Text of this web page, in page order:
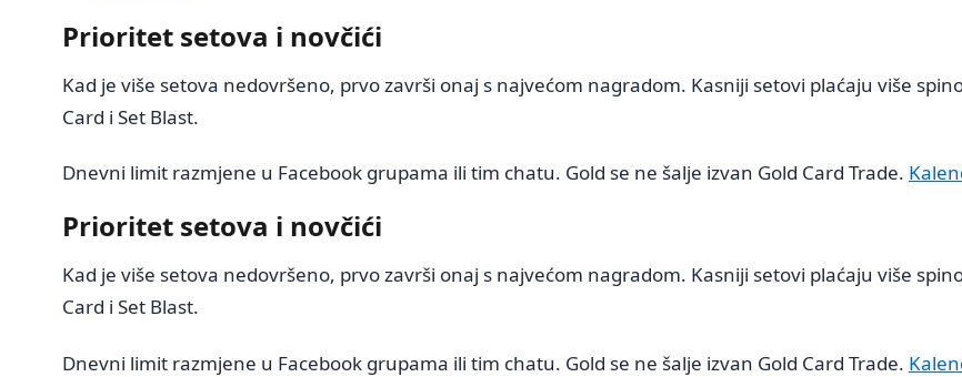
Prioritet setova i novčići
Kad je više setova nedovršeno, prvo završi onaj s najvećom nagradom. Kasniji setovi plaćaju više
Card i Set Blast.
Dnevni limit razmjene u Facebook grupama ili tim chatu. Gold se ne šalje izvan Gold Card Trade.
Prioritet setova i novčići
Kad je više setova nedovršeno, prvo završi onaj s najvećom nagradom. Kasniji setovi plaćaju više
Card i Set Blast.
Dnevni limit razmjene u Facebook grupama ili tim chatu. Gold se ne šalje izvan Gold Card Trade.